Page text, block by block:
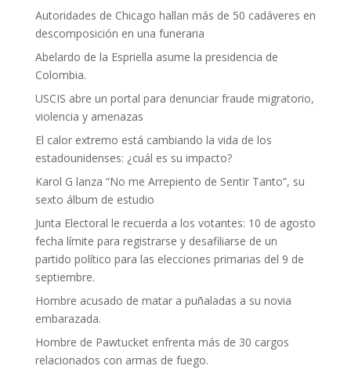
Autoridades de Chicago hallan más de 50 cadáveres en
descomposición en una funeraria
Abelardo de la Espriella asume la presidencia de
Colombia.
USCIS abre un portal para denunciar fraude migratorio,
violencia y amenazas
El calor extremo está cambiando la vida de los
estadounidenses: ¿cuál es su impacto?
Karol G lanza “No me Arrepiento de Sentir Tanto”, su
sexto álbum de estudio
Junta Electoral le recuerda a los votantes: 10 de agosto
fecha límite para registrarse y desafiliarse de un
partido político para las elecciones primarias del 9 de
septiembre.
Hombre acusado de matar a puñaladas a su novia
embarazada.
Hombre de Pawtucket enfrenta más de 30 cargos
relacionados con armas de fuego.